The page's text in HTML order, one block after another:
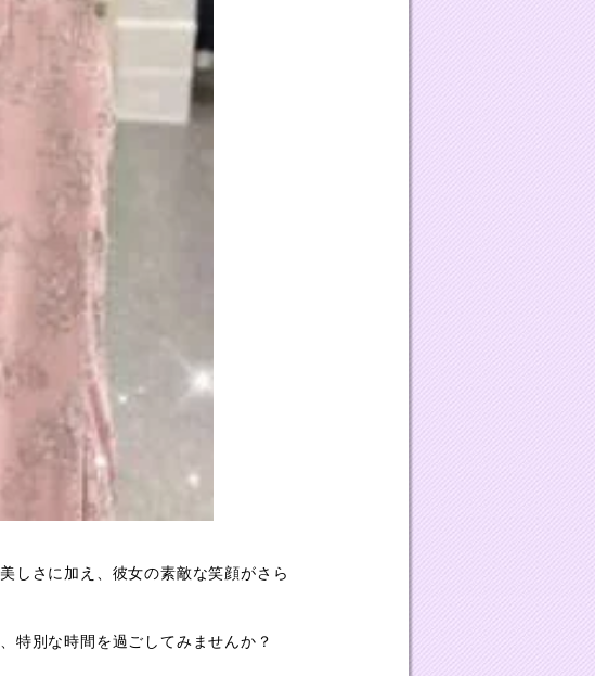
しさに加え、彼女の素敵な笑顔がさら
特別な時間を過ごしてみませんか？